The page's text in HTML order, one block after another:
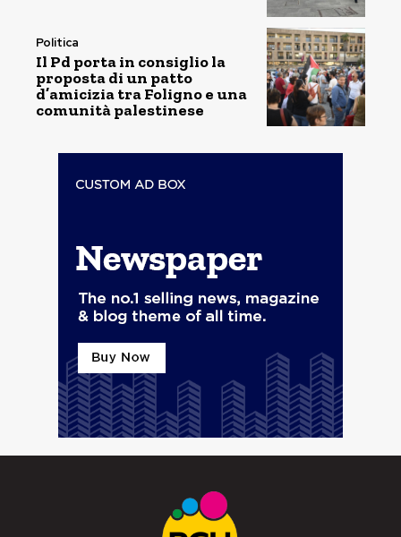
Politica
Il Pd porta in consiglio la
proposta di un patto
d’amicizia tra Foligno e una
comunità palestinese